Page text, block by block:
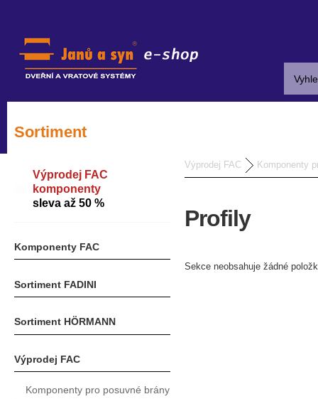
Sortiment
Výprodej FAC
komponenty
sleva až 50 %
Komponenty FAC
Sortiment FADINI
Sortiment HÖRMANN
Výprodej FAC
Komponenty pro posuvné brány
Výprodej FAC Komponenty
Profily
Sekce neobsahuje žádné